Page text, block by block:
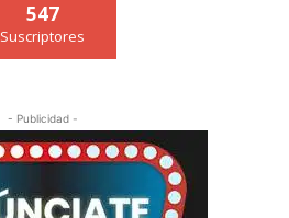
547
Suscriptores
- Publicidad -